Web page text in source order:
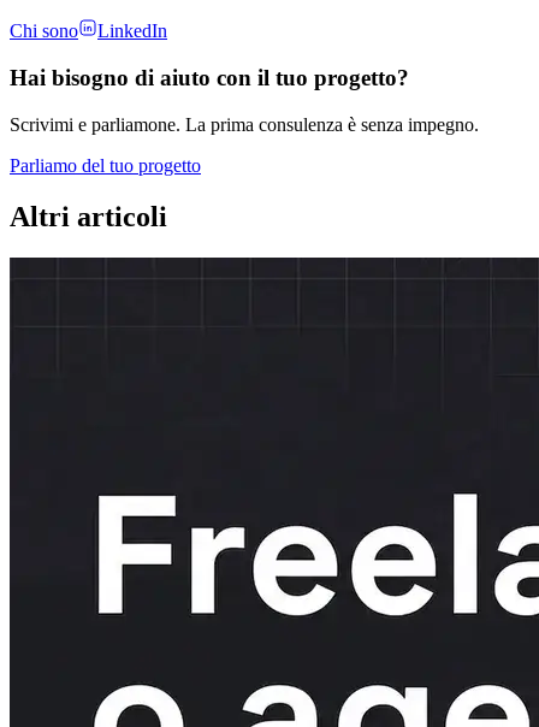
Chi sono LinkedIn
Hai bisogno di aiuto con il tuo progetto?
Scrivimi e parliamone. La prima consulenza è senza impegno.
Parliamo del tuo progetto
Altri articoli